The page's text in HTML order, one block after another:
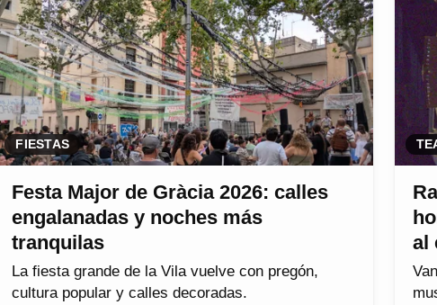
FIESTAS
Festa Major de Gràcia 2026: calles
engalanadas y noches más
tranquilas
La fiesta grande de la Vila vuelve con pregón,
cultura popular y calles decoradas.
al